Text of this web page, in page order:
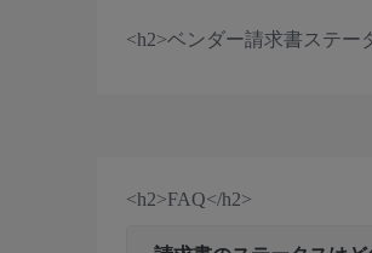
<h2>ベンダー請求書ステー
<h2>FAQ</h2>